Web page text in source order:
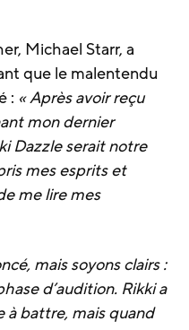
Michael Starr, a
que le malentendu
: « Après avoir reçu
mon dernier
Dazzle serait notre
mes esprits et
me lire mes
mais soyons clairs :
d’audition. Rikki a
à battre, mais quand